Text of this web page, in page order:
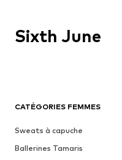
CATÉGORIES FEMMES
Sweats à capuche
Ballerines Tamaris
Sixth June